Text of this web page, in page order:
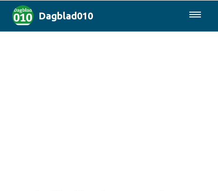
Dagblad010